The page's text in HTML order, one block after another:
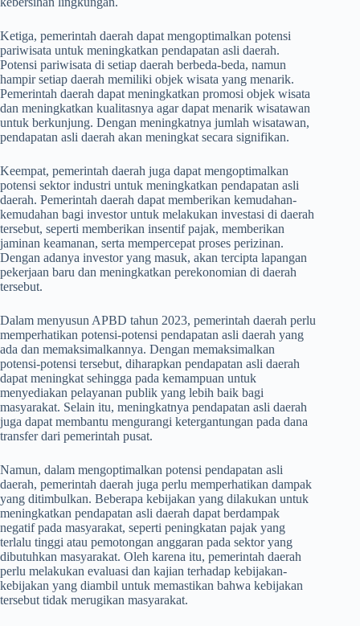
Ketiga, pemerintah daerah dapat mengoptimalkan potensi
pariwisata untuk meningkatkan pendapatan asli daerah.
Potensi pariwisata di setiap daerah berbeda-beda, namun
hampir setiap daerah memiliki objek wisata yang menarik.
Pemerintah daerah dapat meningkatkan promosi objek wisata
dan meningkatkan kualitasnya agar dapat menarik wisatawan
untuk berkunjung. Dengan meningkatnya jumlah wisatawan,
pendapatan asli daerah akan meningkat secara signifikan.
Keempat, pemerintah daerah juga dapat mengoptimalkan
potensi sektor industri untuk meningkatkan pendapatan asli
daerah. Pemerintah daerah dapat memberikan kemudahan-
kemudahan bagi investor untuk melakukan investasi di daerah
tersebut, seperti memberikan insentif pajak, memberikan
jaminan keamanan, serta mempercepat proses perizinan.
Dengan adanya investor yang masuk, akan tercipta lapangan
pekerjaan baru dan meningkatkan perekonomian di daerah
tersebut.
Dalam menyusun APBD tahun 2023, pemerintah daerah perlu
memperhatikan potensi-potensi pendapatan asli daerah yang
ada dan memaksimalkannya. Dengan memaksimalkan
potensi-potensi tersebut, diharapkan pendapatan asli daerah
dapat meningkat sehingga pada kemampuan untuk
menyediakan pelayanan publik yang lebih baik bagi
masyarakat. Selain itu, meningkatnya pendapatan asli daerah
juga dapat membantu mengurangi ketergantungan pada dana
transfer dari pemerintah pusat.
Namun, dalam mengoptimalkan potensi pendapatan asli
daerah, pemerintah daerah juga perlu memperhatikan dampak
yang ditimbulkan. Beberapa kebijakan yang dilakukan untuk
meningkatkan pendapatan asli daerah dapat berdampak
negatif pada masyarakat, seperti peningkatan pajak yang
terlalu tinggi atau pemotongan anggaran pada sektor yang
dibutuhkan masyarakat. Oleh karena itu, pemerintah daerah
perlu melakukan evaluasi dan kajian terhadap kebijakan-
kebijakan yang diambil untuk memastikan bahwa kebijakan
tersebut tidak merugikan masyarakat.